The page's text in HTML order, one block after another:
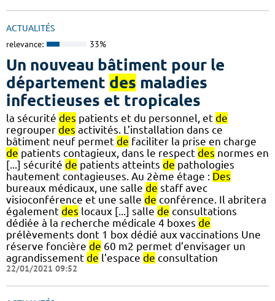
ACTUALITÉS
relevance: 33%
Un nouveau bâtiment pour le
département des maladies
infectieuses et tropicales
la sécurité des patients et du personnel, et de
regrouper des activités. L’installation dans ce
bâtiment neuf permet de faciliter la prise en charge
de patients contagieux, dans le respect des normes en
[...] sécurité de patients atteints de pathologies
hautement contagieuses. Au 2ème étage : Des
bureaux médicaux, une salle de staff avec
visioconférence et une salle de conférence. Il abritera
également des locaux [...] salle de consultations
dédiée à la recherche médicale 4 boxes de
prélèvements dont 1 box dédié aux vaccinations Une
réserve foncière de 60 m2 permet d’envisager un
agrandissement de l’espace de consultation
22/01/2021 09:52